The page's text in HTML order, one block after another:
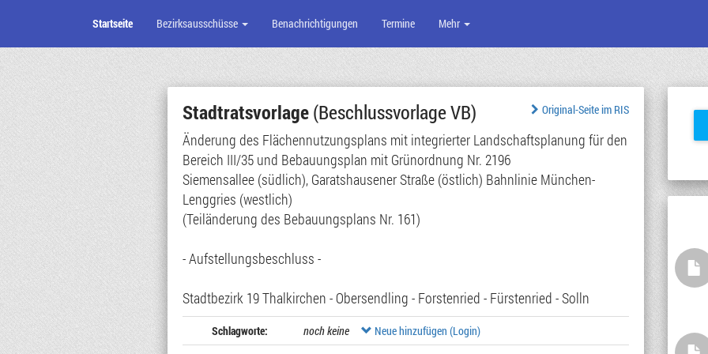
Zum
Seiteninhalt
Startseite Bezirksausschüsse Benachrichtigungen Termine Mehr
Original-Seite im RIS
Stadtratsvorlage(Beschlussvorlage VB)
Änderung des Flächennutzungsplans mit integrierter Landschaftsplanung für den
Bereich III/35 und Bebauungsplan mit Grünordnung Nr. 2196
Siemensallee (südlich), Garatshausener Straße (östlich) Bahnlinie München-
Lenggries (westlich)
(Teiländerung des Bebauungsplans Nr. 161)
- Aufstellungsbeschluss -
Stadtbezirk 19 Thalkirchen - Obersendling - Forstenried - Fürstenried - Solln
Schlagworte: noch keine
Neue hinzufügen (Login)